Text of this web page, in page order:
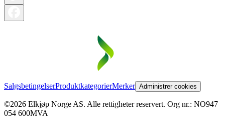
SalgsbetingelserProduktkategorierMerker Administrer cookies
©2026 Elkjøp Norge AS. Alle rettigheter reservert. Org nr.: NO947
054 600MVA